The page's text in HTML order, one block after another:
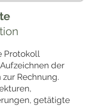
Protokoll
der
Rechnung.
getätigte